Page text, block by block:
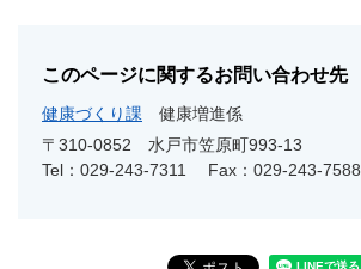
このページに関するお問い合わせ先
健康づくり課
健康増進係
〒310-0852
水戸市笠原町993-13
Tel：029-243-7311
Fax：029-243-7588